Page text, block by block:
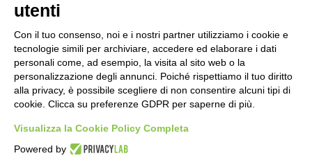
precampionato
22 ore fa
Nidi comunali: dalla Regione 1,5 milioni
di euro per ampliare gli orari dei servizi
a parità di tariffa
Eclissi di Sole del 12 agosto: potenziati i
collegamenti verso la collina
utenti
Con il tuo consenso, noi e i nostri partner utilizziamo i cookie e
tecnologie simili per archiviare, accedere ed elaborare i dati
personali come, ad esempio, la visita al sito web o la
personalizzazione degli annunci. Poiché rispettiamo il tuo diritto
alla privacy, è possibile scegliere di non consentire alcuni tipi di
cookie. Clicca su preferenze GDPR per saperne di più.
Visualizza la Cookie Policy Completa
Powered by